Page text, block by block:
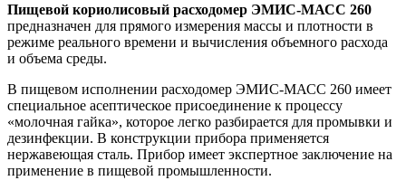
Пищевой кориолисовый расходомер ЭМИС-МАСС 260
предназначен для прямого измерения массы и плотности в
режиме реального времени и вычисления объемного расхода
и объема среды.
В пищевом исполнении расходомер ЭМИС-МАСС 260 имеет
специальное асептическое присоединение к процессу
«молочная гайка», которое легко разбирается для промывки и
дезинфекции. В конструкции прибора применяется
нержавеющая сталь. Прибор имеет экспертное заключение на
применение в пищевой промышленности.